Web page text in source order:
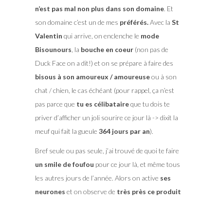
n’est pas mal non plus dans son domaine. Et
son domaine c’est un de mes préférés.Avec la St
Valentin qui arrive, on enclenche le mode
Bisounours, la bouche en coeur(non pas de
Duck Face on a dit!) et on se prépare à faire des
bisous à son amoureux / amoureuseou à son
chat / chien, le cas échéant (pour rappel, ça n’est
pas parce que tu es célibataireque tu dois te
priver d’afficher un joli sourire ce jour là -> dixit la
meuf qui fait la gueule 364 jours par an).
Bref seule ou pas seule, j’ai trouvé de quoi te faire
un smile de foufou pour ce jour là, et même tous
les autres jours de l’année. Alors on active ses
neurones et on observe de très près ce produit